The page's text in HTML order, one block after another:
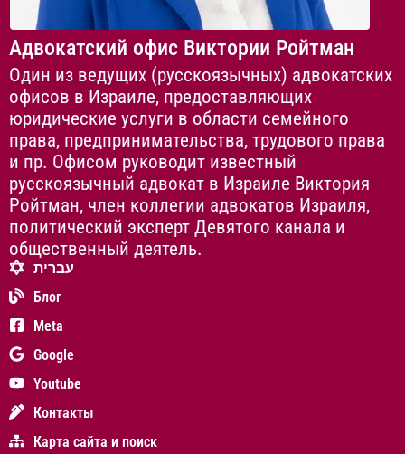
Адвокатский офис Виктории Ройтман
Один из ведущих (русскоязычных) адвокатских
офисов в Израиле, предоставляющих
юридические услуги в области семейного
права, предпринимательства, трудового права
и пр. Офисом руководит известный
русскоязычный адвокат в Израиле Виктория
Ройтман, член коллегии адвокатов Израиля,
политический эксперт Девятого канала и
общественный деятель.
עברית
Блог
Meta
Google
Youtube
Контакты
Карта сайта и поиск